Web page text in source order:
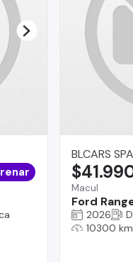
BLCARS SPA
Macul
Ford
2026
10300 km